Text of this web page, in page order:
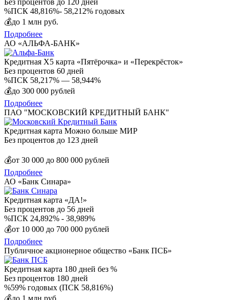
Без процентов до 120 дней
%ПСК 48,816%- 58,212% годовых
💰до 1 млн руб.
Подробнее
АО «АЛЬФА-БАНК»
Кредитная Х5 карта «Пятёрочка» и «Перекрёсток»
Без процентов 60 дней​
%ПСК 58,217% — 58,944%
💰до 300 000 рублей
Подробнее
ПАО "МОСКОВСКИЙ КРЕДИТНЫЙ БАНК"
Кредитная карта Можно больше МИР
Без процентов до 123 дней
💰от 30 000 до 800 000 рублей
Подробнее
АО «Банк Синара»
Кредитная карта «ДА!»
Без процентов до 56 дней
%ПСК 24,892% - 38,989%
💰от 10 000 до 700 000 рублей
Подробнее
Публичное акционерное общество «Банк ПСБ»
Кредитная карта 180 дней без %
Без процентов 180 дней
%59% годовых (ПСК 58,816%)